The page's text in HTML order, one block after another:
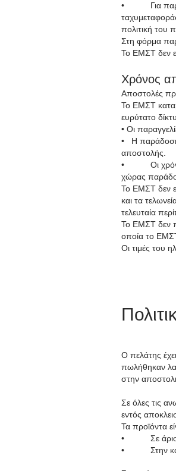
• Για
πολιτική του
Στη φόρμα
Το ΕΜΣΤ δεν
Χρόνος
Αποστολές
Το ΕΜΣΤ
ευρύτατο
• Οι
• Η παράδοση
αποστολής.
• Οι χρόνοι
χώρας
Το ΕΜΣΤ δεν
και τα
τελευταία
Το ΕΜΣΤ δεν
οποία το
Οι τιμές του
Ο πελάτης
πωλήθηκαν
στην
Σε όλες τις
εντός
Τα προϊόντα
• Σε άριστη
• Στην